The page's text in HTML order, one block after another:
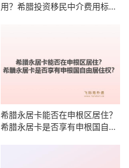
用？希腊投资移民中介费用标准
希腊永居卡能否在申根区居住？
希腊永居卡是否享有申根国自由